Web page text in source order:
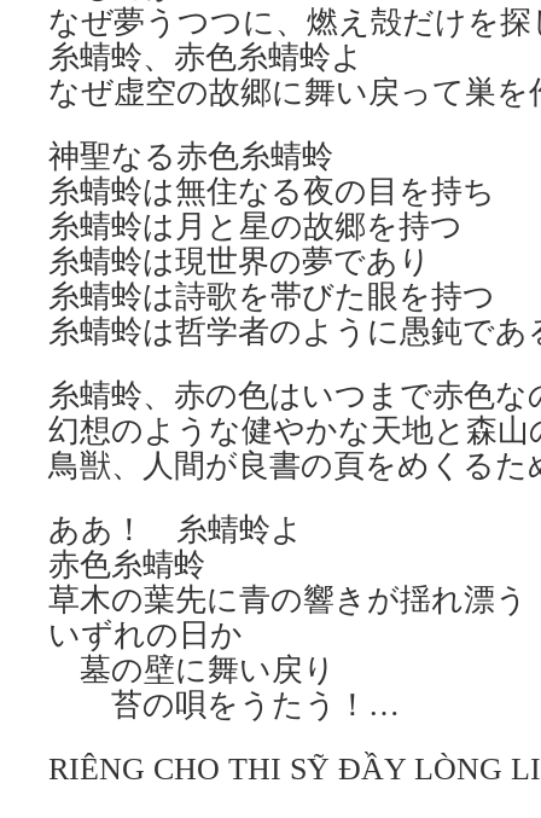
なぜ夢うつつに、燃え殻だけを
糸蜻蛉、赤色糸蜻蛉よ
なぜ虚空の故郷に舞い戻って巣
神聖なる赤色糸蜻蛉
糸蜻蛉は無住なる夜の目を持ち
糸蜻蛉は月と星の故郷を持つ
糸蜻蛉は現世界の夢であり
糸蜻蛉は詩歌を帯びた眼を持つ
糸蜻蛉は哲学者のように愚鈍であ
糸蜻蛉、赤の色はいつまで赤色な
幻想のような健やかな天地と森山
鳥獣、人間が良書の頁をめくるた
ああ！ 糸蜻蛉よ
赤色糸蜻蛉
草木の葉先に青の響きが揺れ漂う
いずれの日か
墓の壁に舞い戻り
苔の唄をうたう！…
RIÊNG CHO THI SỸ ĐẦY LÒNG